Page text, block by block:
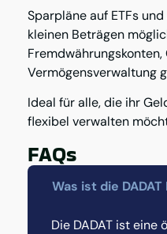
Sparpläne auf ETFs
kleinen Beträgen
Vermögensverwaltung
Ideal für alle, die ihr
flexibel verwalten
FAQs
Was ist die DADAT
Die DADAT ist eine